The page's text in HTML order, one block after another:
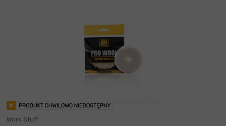
Work Stuff